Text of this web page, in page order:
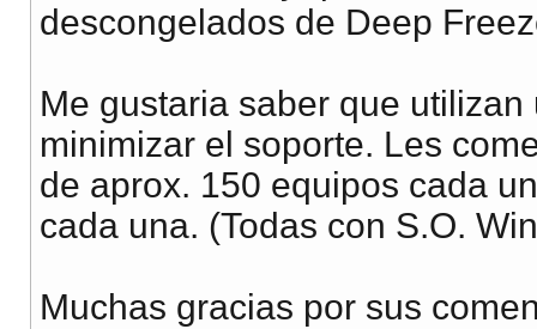
descongelados de Deep
Me gustaria saber que
minimizar el soporte. Les
de aprox. 150 equipos cada
cada una. (Todas con S.O.
Muchas gracias por sus